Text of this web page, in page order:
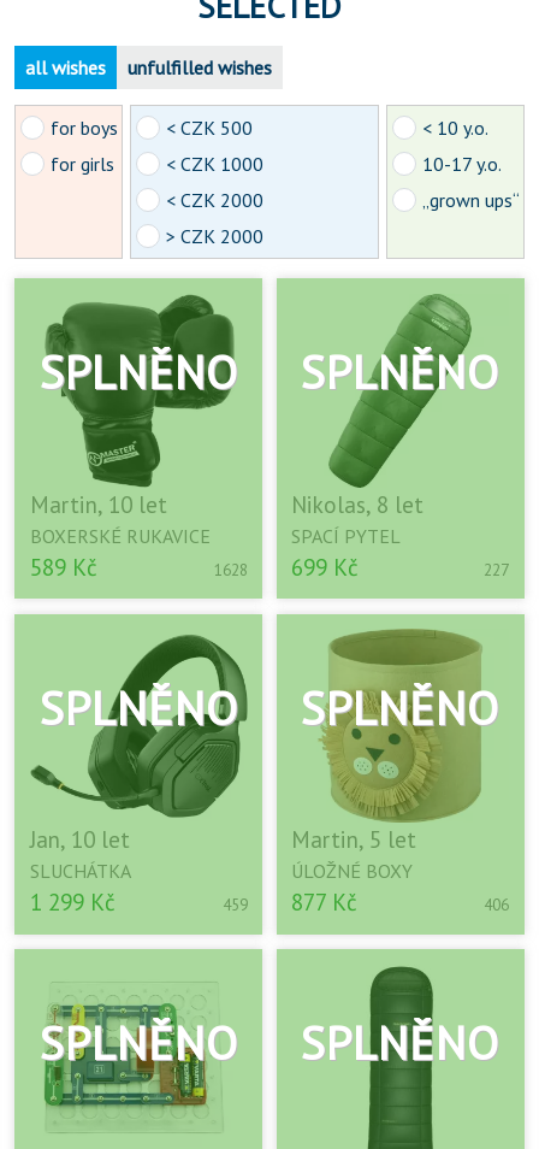
all wishes unfulfilled wishes
for boys
for girls
< CZK 500
< CZK 1000
< CZK 2000
> CZK 2000
< 10 y.o.
10-17 y.o.
„grown ups“
Martin, 10 let
BOXERSKÉ RUKAVICE
589 Kč 1628
Nikolas, 8 let
SPACÍ PYTEL
699 Kč 227
Jan, 10 let
SLUCHÁTKA
1 299 Kč 459
Martin, 5 let
ÚLOŽNÉ BOXY
877 Kč 406